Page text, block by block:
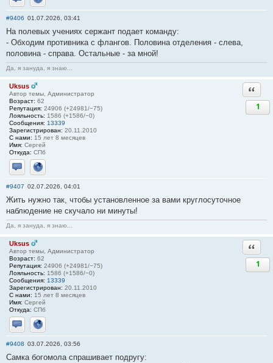
Отправить личное сообщение
Сайт
#9406 01.07.2026, 03:41
На полевых учениях сержант подает команду:
- Обходим противника с флангов. Половина отделения - слева,
половина - справа. Остальные - за мной!
Да, я зануда, я знаю...
Uksus
Автор темы, Администратор
Возраст: 62
Репутация: 24906 (+24981/−75)
Лояльность: 1586 (+1586/−0)
Сообщения: 13339
Зарегистрирован: 20.11.2010
С нами: 15 лет 8 месяцев
Имя: Сергей
Откуда: СПб
Отправить личное сообщение
Сайт
1
#9407 02.07.2026, 04:01
Жить нужно так, чтобы установленное за вами круглосуточное
наблюдение не скучало ни минуты!
Да, я зануда, я знаю...
Uksus
Автор темы, Администратор
Возраст: 62
Репутация: 24906 (+24981/−75)
Лояльность: 1586 (+1586/−0)
Сообщения: 13339
Зарегистрирован: 20.11.2010
С нами: 15 лет 8 месяцев
Имя: Сергей
Откуда: СПб
Отправить личное сообщение
Сайт
1
#9408 03.07.2026, 03:56
Самка богомола спрашивает подругу: